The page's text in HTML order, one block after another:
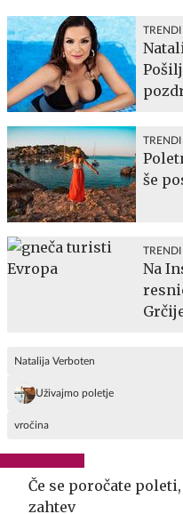
TRENDI
TRENDI
še
TRENDI
Na
Natalija Verboten
Uživajmo poletje
vročina
Če se poročate
zahtev